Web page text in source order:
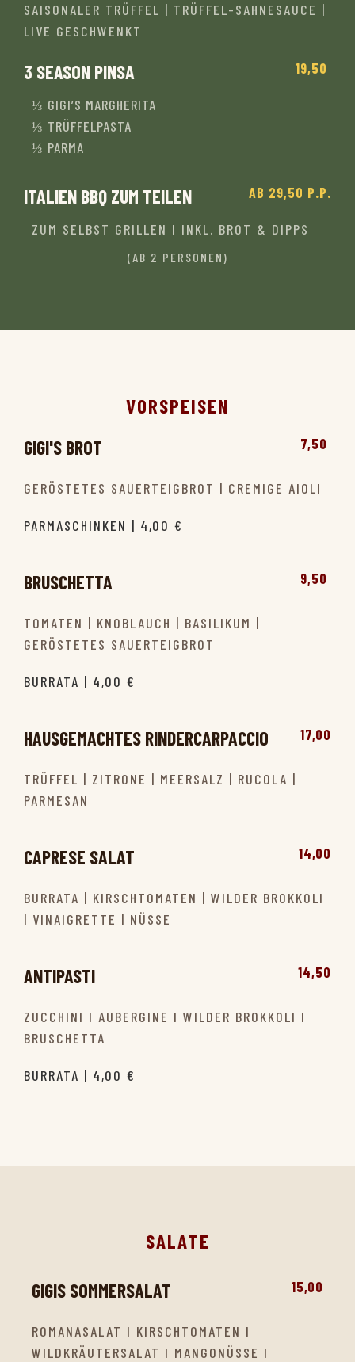
SAISONALER TRÜFFEL | TRÜFFEL-SAHNESAUCE |
LIVE GESCHWENKT
3 SEASON PINSA 19,50
⅓ GIGI’S MARGHERITA
⅓ TRÜFFELPASTA
⅓ PARMA
ITALIEN BBQ ZUM TEILEN AB 29,50 P.P.
ZUM SELBST GRILLEN I INKL. BROT & DIPPS
(AB 2 PERSONEN)
VORSPEISEN
GIGI'S BROT 7,50
GERÖSTETES SAUERTEIGBROT | CREMIGE AIOLI
PARMASCHINKEN | 4,00 €
BRUSCHETTA 9,50
TOMATEN | KNOBLAUCH | BASILIKUM |
GERÖSTETES SAUERTEIGBROT
BURRATA | 4,00 €
HAUSGEMACHTES RINDERCARPACCIO 17,00
TRÜFFEL | ZITRONE | MEERSALZ | RUCOLA |
PARMESAN
CAPRESE SALAT 14,00
BURRATA | KIRSCHTOMATEN | WILDER BROKKOLI
| VINAIGRETTE | NÜSSE
ANTIPASTI 14,50
ZUCCHINI I AUBERGINE I WILDER BROKKOLI I
BRUSCHETTA
BURRATA | 4,00 €
SALATE
GIGIS SOMMERSALAT 15,00
ROMANASALAT I KIRSCHTOMATEN I
WILDKRÄUTERSALAT I MANGONÜSSE I